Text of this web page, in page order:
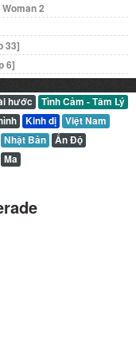
2
33]
6]
hước
Tình Cảm - Tâm Lý
Kinh dị
Việt Nam
Nhật Bản
Ấn Độ
Ma